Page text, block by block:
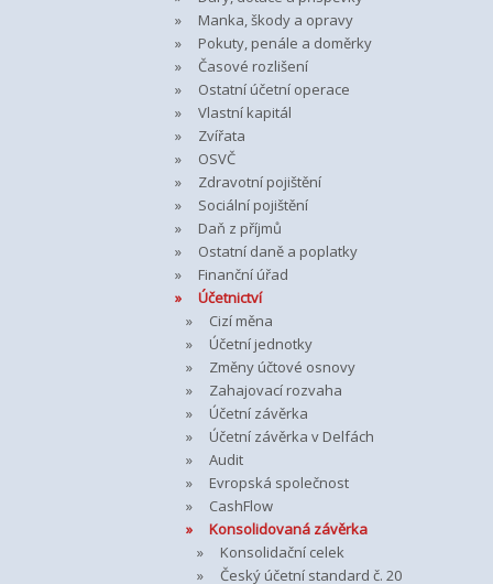
Manka, škody a opravy
Pokuty, penále a doměrky
Časové rozlišení
Ostatní účetní operace
Vlastní kapitál
Zvířata
OSVČ
Zdravotní pojištění
Sociální pojištění
Daň z příjmů
Ostatní daně a poplatky
Finanční úřad
Účetnictví
Cizí měna
Účetní jednotky
Změny účtové osnovy
Zahajovací rozvaha
Účetní závěrka
Účetní závěrka v Delfách
Audit
Evropská společnost
CashFlow
Konsolidovaná závěrka
Konsolidační celek
Český účetní standard č. 20